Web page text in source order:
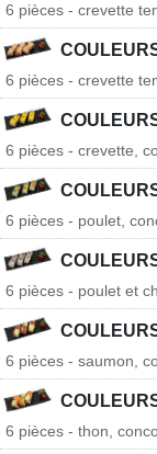
6 pièces - crevette
6 pièces - crevette
6 pièces - crevette,
6 pièces - poulet,
6 pièces - poulet et
6 pièces - saumon,
6 pièces - thon,